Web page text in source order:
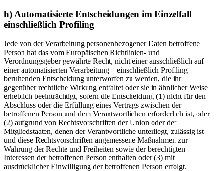
h) Automatisierte Entscheidungen im Einzelfall
einschließlich Profiling
Jede von der Verarbeitung personenbezogener Daten betroffene
Person hat das vom Europäischen Richtlinien- und
Verordnungsgeber gewährte Recht, nicht einer ausschließlich auf
einer automatisierten Verarbeitung – einschließlich Profiling –
beruhenden Entscheidung unterworfen zu werden, die ihr
gegenüber rechtliche Wirkung entfaltet oder sie in ähnlicher Weise
erheblich beeinträchtigt, sofern die Entscheidung (1) nicht für den
Abschluss oder die Erfüllung eines Vertrags zwischen der
betroffenen Person und dem Verantwortlichen erforderlich ist, oder
(2) aufgrund von Rechtsvorschriften der Union oder der
Mitgliedstaaten, denen der Verantwortliche unterliegt, zulässig ist
und diese Rechtsvorschriften angemessene Maßnahmen zur
Wahrung der Rechte und Freiheiten sowie der berechtigten
Interessen der betroffenen Person enthalten oder (3) mit
ausdrücklicher Einwilligung der betroffenen Person erfolgt.